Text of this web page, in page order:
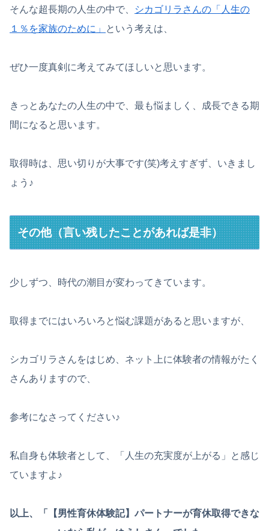
そんな超長期の人生の中で、
シカゴリラさんの「人生の
１％を家族のために」
という考えは、
ぜひ一度真剣に考えてみてほしいと思います。
きっとあなたの人生の中で、最も悩ましく、成長できる期
間になると思います。
取得時は、思い切りが大事です(笑)考えすぎず、いきまし
ょう♪
その他（言い残したことがあれば是非）
少しずつ、時代の潮目が変わってきています。
取得までにはいろいろと悩む課題があると思いますが、
シカゴリラさんをはじめ、ネット上に体験者の情報がたく
さんありますので、
参考になさってください♪
私自身も体験者として、「人生の充実度が上がる」と感じ
ていますよ♪
以上、「【男性育休体験記】パートナーが育休取得できな